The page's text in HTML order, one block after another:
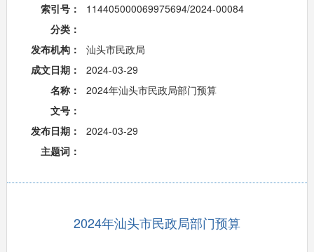
索引号：
114405000069975694/2024-00084
分类：
发布机构：
汕头市民政局
成文日期：
2024-03-29
名称：
2024年汕头市民政局部门预算
文号：
发布日期：
2024-03-29
主题词：
2024年汕头市民政局部门预算